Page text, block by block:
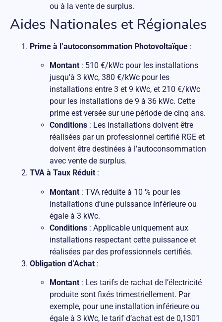
ou à la vente de surplus.
Aides Nationales et Régionales
Prime à l’autoconsommation Photovoltaïque :
Montant : 510 €/kWc pour les installations
jusqu’à 3 kWc, 380 €/kWc pour les
installations entre 3 et 9 kWc, et 210 €/kWc
pour les installations de 9 à 36 kWc. Cette
prime est versée sur une période de cinq ans.
Conditions : Les installations doivent être
réalisées par un professionnel certifié RGE et
doivent être destinées à l’autoconsommation
avec vente de surplus.
TVA à Taux Réduit :
Montant : TVA réduite à 10 % pour les
installations d’une puissance inférieure ou
égale à 3 kWc.
Conditions : Applicable uniquement aux
installations respectant cette puissance et
réalisées par des professionnels certifiés.
Obligation d’Achat :
Montant : Les tarifs de rachat de l’électricité
produite sont fixés trimestriellement. Par
exemple, pour une installation inférieure ou
égale à 3 kWc, le tarif d’achat est de 0,1301